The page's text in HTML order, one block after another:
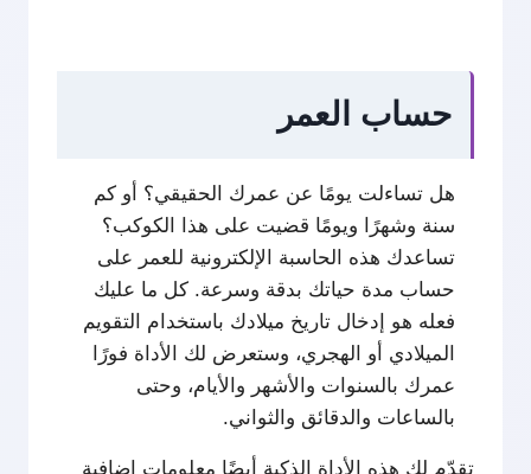
حساب العمر
هل تساءلت يومًا عن عمرك الحقيقي؟ أو كم
سنة وشهرًا ويومًا قضيت على هذا الكوكب؟
تساعدك هذه الحاسبة الإلكترونية للعمر على
حساب مدة حياتك بدقة وسرعة. كل ما عليك
فعله هو إدخال تاريخ ميلادك باستخدام التقويم
الميلادي أو الهجري، وستعرض لك الأداة فورًا
عمرك بالسنوات والأشهر والأيام، وحتى
بالساعات والدقائق والثواني.
تقدّم لك هذه الأداة الذكية أيضًا معلومات إضافية